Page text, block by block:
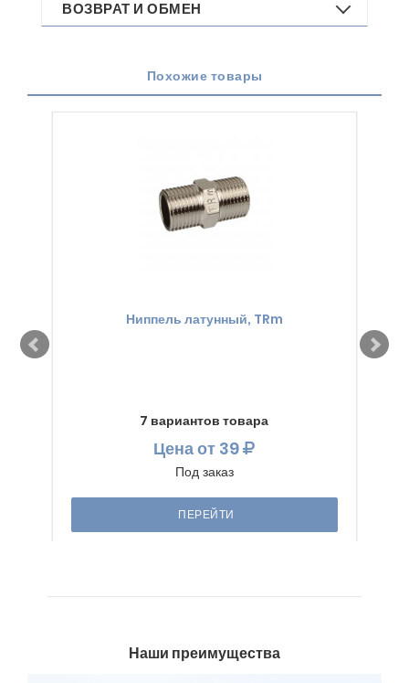
ВОЗВРАТ И ОБМЕН
Похожие товары
Ниппель латунный, TRm
7 вариантов товара
Ценаот 39
Под заказ
ПЕРЕЙТИ
Наши преимущества